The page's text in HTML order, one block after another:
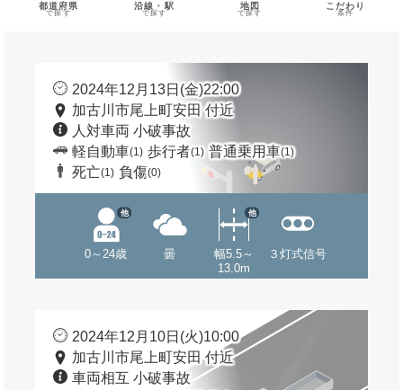
都道府県
で探す
沿線・駅
で探す
地図
で探す
こだわり
条件
2024年12月13日(金)22:00
加古川市尾上町安田 付近
人対車両 小破事故
軽自動車(1) 歩行者(1) 普通乗用車(1)
死亡(1) 負傷(0)
0～24歳
他
曇
幅5.5～
13.0m
他
３灯式信号
2024年12月10日(火)10:00
加古川市尾上町安田 付近
車両相互 小破事故